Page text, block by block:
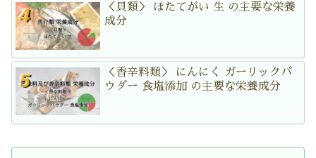
＜貝類＞ ほたてがい 生 の主要な栄養
成分
＜香辛料類＞ にんにく ガーリックパ
ウダー 食塩添加 の主要な栄養成分